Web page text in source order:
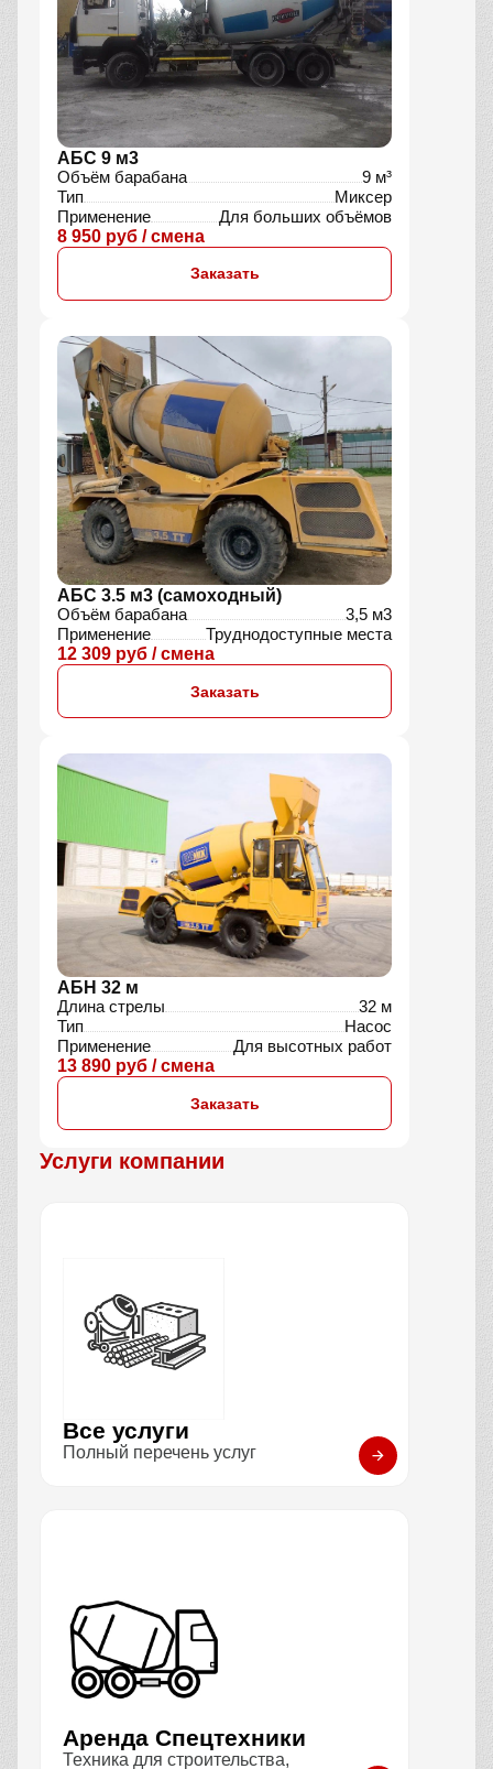
АБС 9 м3
Объём барабана
9 м³
Тип
Миксер
Применение
Для больших объёмов
8 950 руб / смена
Заказать
АБС 3.5 м3 (самоходный)
Объём барабана
3,5 м3
Применение
Труднодоступные места
12 309 руб / смена
Заказать
АБН 32 м
Длина стрелы
32 м
Тип
Насос
Применение
Для высотных работ
13 890 руб / смена
Заказать
Услуги компании
Все услуги
Полный перечень услуг
Аренда Спецтехники
Техника для строительства,